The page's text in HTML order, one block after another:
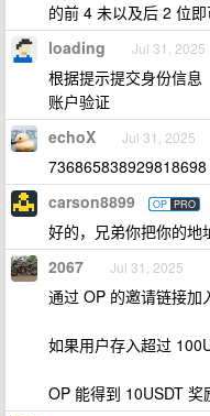
的前 4 未以及后 2 位即
loading Jul 31, 2025
根据提示提交身份信息
账户验证
echoX Jul 31, 2025
736865838929818698
carson8899 OP PRO
好的，兄弟你把你的地
2067 Jul 31, 2025
通过 OP 的邀请链接加
如果用户存入超过
OP 能得到 10USDT